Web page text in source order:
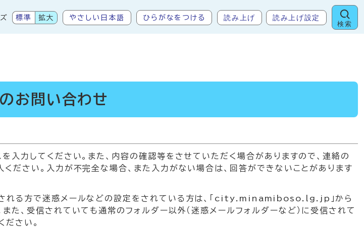
標準 拡大 やさしい日本語 ひらがなをつける 読み上げ 読み上げ設定
検索
お問い合わせ
入力してください。また、内容の確認等をさせていただく場合がありますので、連絡の
ださい。入力が不完全な場合、また入力がない場合は、回答ができないことがあります
される方で迷惑メールなどの設定をされている方は、「city.minamiboso.lg.jp」から
た、受信されていても通常のフォルダー以外（迷惑メールフォルダーなど）に受信されて
ださい。